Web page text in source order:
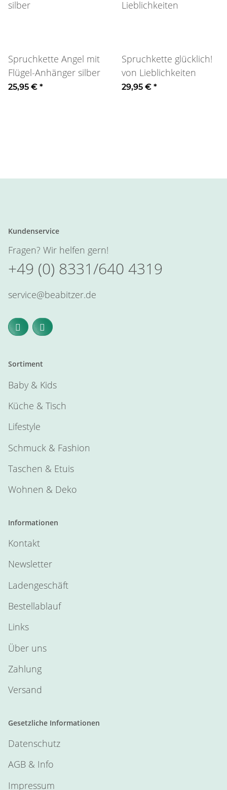
Spruchkette Angel mit
Flügel-Anhänger silber
25,95 € *
Spruchkette glücklich!
von Lieblichkeiten
29,95 € *
Kundenservice
Fragen? Wir helfen gern!
+49 (0) 8331/640 4319
service@beabitzer.de
Sortiment
Baby & Kids
Küche & Tisch
Lifestyle
Schmuck & Fashion
Taschen & Etuis
Wohnen & Deko
Informationen
Kontakt
Newsletter
Ladengeschäft
Bestellablauf
Links
Über uns
Zahlung
Versand
Gesetzliche Informationen
Datenschutz
AGB & Info
Impressum